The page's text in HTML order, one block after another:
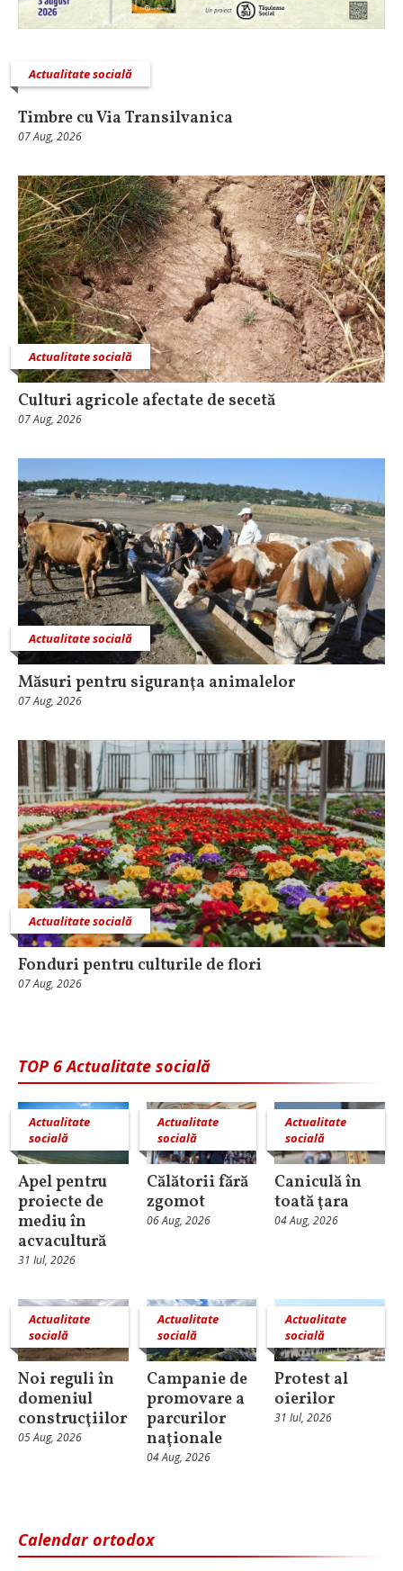
Actualitate socială
Timbre cu Via Transilvanica
07 Aug, 2026
Actualitate socială
Culturi agricole afectate de secetă
07 Aug, 2026
Actualitate socială
Măsuri pentru siguranţa animalelor
07 Aug, 2026
Actualitate socială
Fonduri pentru culturile de flori
07 Aug, 2026
TOP 6 Actualitate socială
Actualitate
socială
Apel pentru
proiecte de
mediu în
acvacultură
31 Iul, 2026
Actualitate
socială
Călătorii fără
zgomot
06 Aug, 2026
Actualitate
socială
Caniculă în
toată ţara
04 Aug, 2026
Actualitate
socială
Noi reguli în
domeniul
construcţiilor
05 Aug, 2026
Actualitate
socială
Campanie de
promovare a
parcurilor
naţionale
04 Aug, 2026
Actualitate
socială
Protest al
oierilor
31 Iul, 2026
Calendar ortodox